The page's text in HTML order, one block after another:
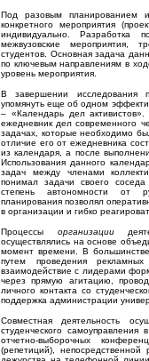
Под разовым планированием
конкретного мероприятия
индивидуально. Разработка
межвузовские мероприятия,
студентов. Основная задача
по ключевым направлениям в
уровень мероприятия.
В завершении исследования
упомянуть еще об одном
– «Календарь дел
ежедневник дел современного
задачах, которые необходимо
отличие его от ежедневника
из календаря, а после
Использования данного
задач между членами
понимал задачи своего
степень автономности от
планирования позволял
в организации и гибко
Процессы организации
осуществлялись на основе
момент времени. В большинстве
путем проведения
взаимодействие с лидерами
через прямую агитацию,
личного контакта со
поддержка администрации
Совместная деятельность
студенческого
отчетно-выборочных
(репетиций), непосредственной